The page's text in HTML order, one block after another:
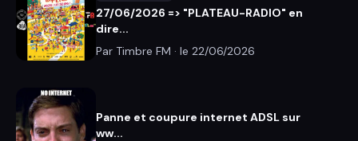
27/06/2026 => "PLATEAU-RADIO" en
dire...
Par Timbre FM · le 22/06/2026
Panne et coupure internet ADSL sur
ww...